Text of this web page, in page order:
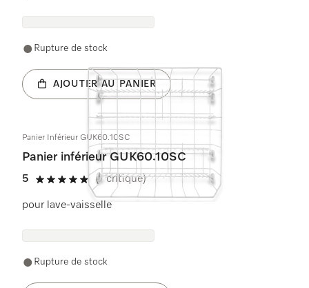
Rupture de stock
AJOUTER AU PANIER
Panier Inférieur GUK60.10SC
Panier inférieur GUK60.10SC
5
5 étoiles sur 5
(1 critique)
pour lave-vaisselle
Rupture de stock